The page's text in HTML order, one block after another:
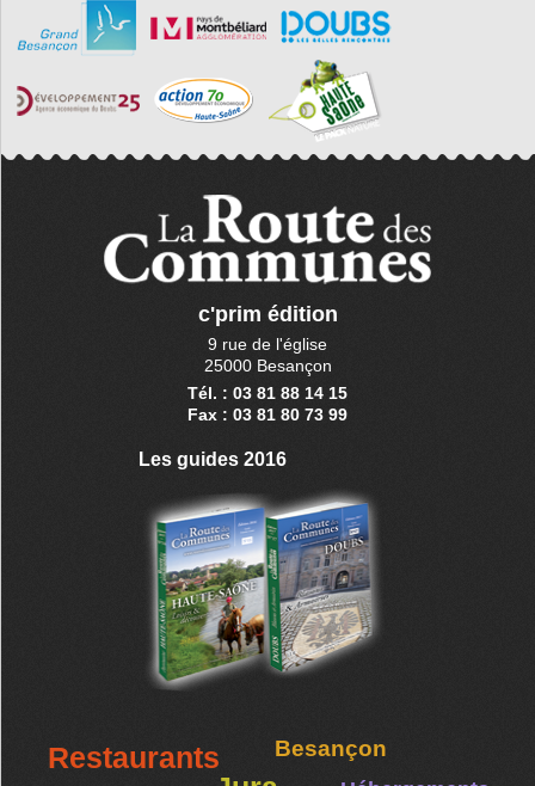
c'prim édition
9 rue de l'église
25000 Besançon
Tél. : 03 81 88 14 15
Fax : 03 81 80 73 99
Les guides 2016
Restaurants Besançon